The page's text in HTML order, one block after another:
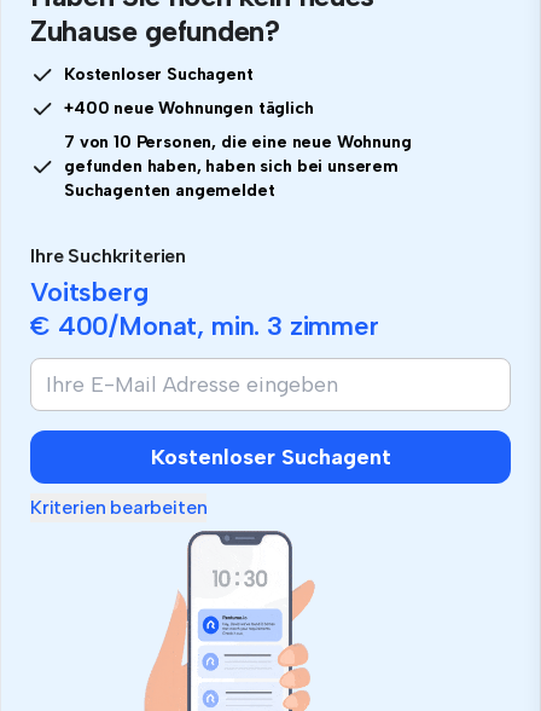
Zuhause gefunden?
Kostenloser Suchagent
+400 neue Wohnungen täglich
7 von 10 Personen, die eine neue Wohnung
gefunden haben, haben sich bei unserem
Suchagenten angemeldet
Ihre Suchkriterien
Voitsberg
€ 400/Monat, min. 3 zimmer
Kostenloser Suchagent
Kriterien bearbeiten